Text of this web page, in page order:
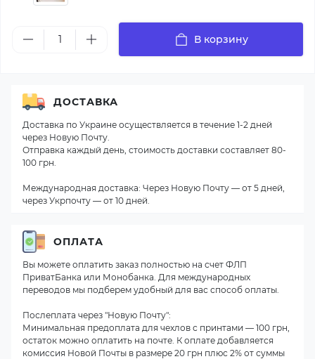
В корзину
ДОСТАВКА
Доставка по Украине осуществляется в течение 1-2 дней
через Новую Почту.
Отправка каждый день, стоимость доставки составляет 80-
100 грн.
Международная доставка: Через Новую Почту — от 5 дней,
через Укрпочту — от 10 дней.
ОПЛАТА
Вы можете оплатить заказ полностью на счет ФЛП
ПриватБанка или Монобанка. Для международных
переводов мы подберем удобный для вас способ оплаты.
Послеплата через "Новую Почту":
Минимальная предоплата для чехлов с принтами — 100 грн,
остаток можно оплатить на почте. К оплате добавляется
комиссия Новой Почты в размере 20 грн плюс 2% от суммы